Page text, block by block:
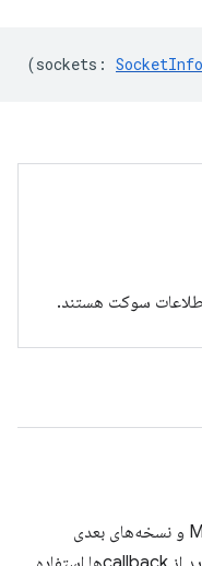
(sockets : SocketInfo
اطلاعات سوکت هستند.
Promiseها فقط برای Manifest V3 و نسخه‌های بعدی